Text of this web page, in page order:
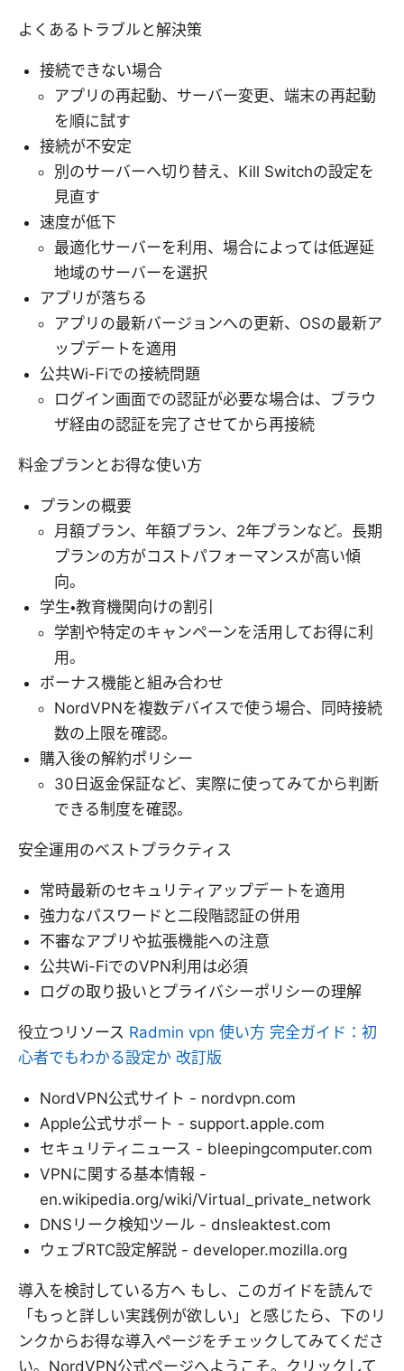
よくあるトラブルと解決策
接続できない場合
アプリの再起動、サーバー変更、端末の再起動
を順に試す
接続が不安定
別のサーバーへ切り替え、Kill Switchの設定を
見直す
速度が低下
最適化サーバーを利用、場合によっては低遅延
地域のサーバーを選択
アプリが落ちる
アプリの最新バージョンへの更新、OSの最新ア
ップデートを適用
公共Wi-Fiでの接続問題
ログイン画面での認証が必要な場合は、ブラウ
ザ経由の認証を完了させてから再接続
料金プランとお得な使い方
プランの概要
月額プラン、年額プラン、2年プランなど。長期
プランの方がコストパフォーマンスが高い傾
向。
学生・教育機関向けの割引
学割や特定のキャンペーンを活用してお得に利
用。
ボーナス機能と組み合わせ
NordVPNを複数デバイスで使う場合、同時接続
数の上限を確認。
購入後の解約ポリシー
30日返金保証など、実際に使ってみてから判断
できる制度を確認。
安全運用のベストプラクティス
常時最新のセキュリティアップデートを適用
強力なパスワードと二段階認証の併用
不審なアプリや拡張機能への注意
公共Wi-FiでのVPN利用は必須
ログの取り扱いとプライバシーポリシーの理解
役立つリソース Radmin vpn 使い方 完全ガイド：初
心者でもわかる設定か 改訂版
NordVPN公式サイト - nordvpn.com
Apple公式サポート - support.apple.com
セキュリティニュース - bleepingcomputer.com
VPNに関する基本情報 -
en.wikipedia.org/wiki/Virtual_private_network
DNSリーク検知ツール - dnsleaktest.com
ウェブRTC設定解説 - developer.mozilla.org
導入を検討している方へ もし、このガイドを読んで
「もっと詳しい実践例が欲しい」と感じたら、下のリ
ンクからお得な導入ページをチェックしてみてくださ
い。NordVPN公式ページへようこそ。クリックして